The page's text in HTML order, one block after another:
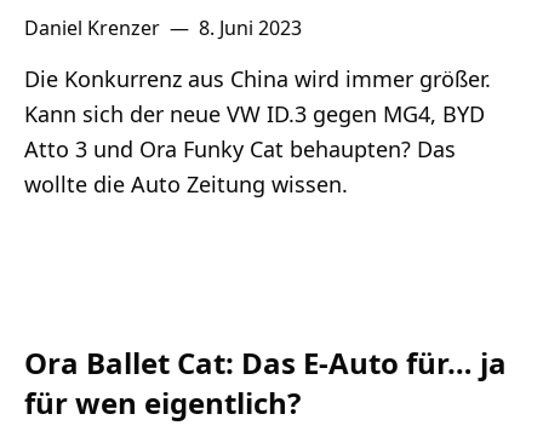
Daniel Krenzer — 8. Juni 2023
Die Konkurrenz aus China wird immer größer.
Kann sich der neue VW ID.3 gegen MG4, BYD
Atto 3 und Ora Funky Cat behaupten? Das
wollte die Auto Zeitung wissen.
Ora Ballet Cat: Das E-Auto für… ja
für wen eigentlich?